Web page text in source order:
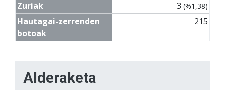
Zuriak 3 (%1,38)
Hautagai-zerrenden
botoak
215
Alderaketa